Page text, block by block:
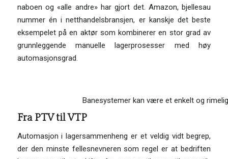
naboen og «alle andre» har gjort det. Amazon, bjellesau
nummer én i netthandelsbransjen, er kanskje det beste
eksempelet på en aktør som kombinerer en stor grad av
grunnleggende manuelle lagerprosesser med høy
automasjonsgrad.
Banesystemer kan være et enkelt og
Fra PTV til VTP
Automasjon i lagersammenheng er et veldig vidt begrep,
der den minste fellesnevneren som regel er at bedriften